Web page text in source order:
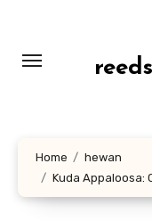
konten
Home
hewan
Kuda Appaloosa: